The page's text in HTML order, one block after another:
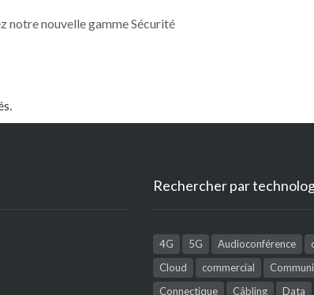
notre nouvelle gamme Sécurité
Rechercher par
4G 5G Audioconférence
Cloud
commercial
Connectique
Câbling Data